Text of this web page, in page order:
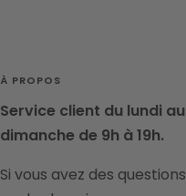
À PROPOS
Service client du lundi au
dimanche de 9h à 19h.
Si vous avez des questions